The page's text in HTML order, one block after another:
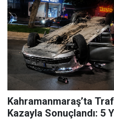
Kahramanmaraş’ta
Kazayla Sonuçlandı: 5